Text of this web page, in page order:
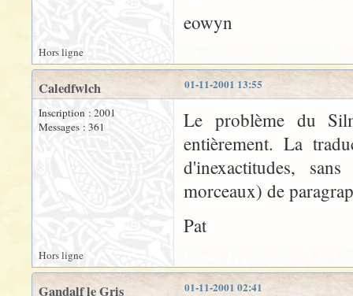
eowyn
Hors ligne
01-11-2001 13:55
Caledfwlch
Inscription : 2001
Messages : 361
Le problème du
entièrement. La
d'inexactitudes,
morceaux) de
Pat
Hors ligne
01-11-2001 02:41
Gandalf le Gris